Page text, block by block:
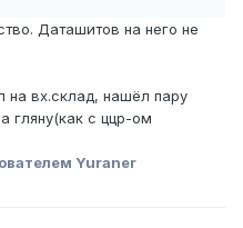
Даташитов на него не
на вх.склад, нашёл пару
гляну(как с ццр-ом
Yuraner